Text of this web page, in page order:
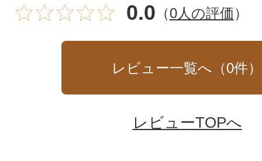
0.0 （0人の評価）
レビュー一覧へ（0件）
レビューTOPへ